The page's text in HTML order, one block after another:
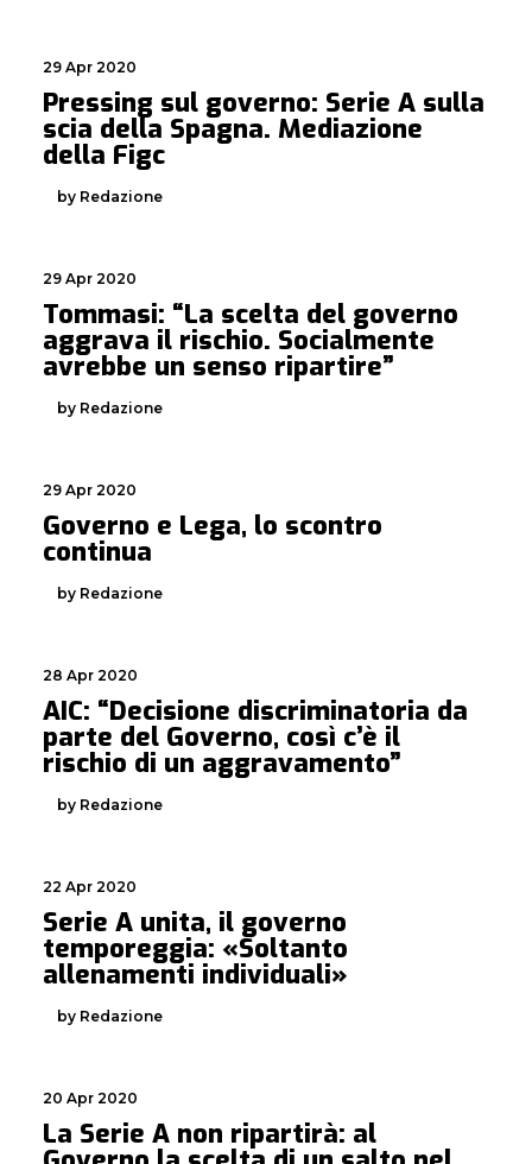
29 Apr 2020
Pressing sul governo: Serie A sulla
scia della Spagna. Mediazione
della Figc
by Redazione
29 Apr 2020
Tommasi: “La scelta del governo
aggrava il rischio. Socialmente
avrebbe un senso ripartire”
by Redazione
29 Apr 2020
Governo e Lega, lo scontro
continua
by Redazione
28 Apr 2020
AIC: “Decisione discriminatoria da
parte del Governo, così c’è il
rischio di un aggravamento”
by Redazione
22 Apr 2020
Serie A unita, il governo
temporeggia: «Soltanto
allenamenti individuali»
by Redazione
20 Apr 2020
La Serie A non ripartirà: al